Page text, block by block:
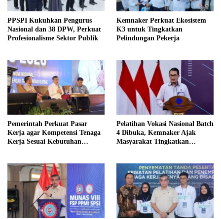
PPSPI Kukuhkan Pengurus
Nasional dan 38 DPW, Perkuat
Profesionalisme Sektor Publik
Kemnaker Perkuat Ekosistem
K3 untuk Tingkatkan
Pelindungan Pekerja
Pemerintah Perkuat Pasar
Kerja agar Kompetensi Tenaga
Kerja Sesuai Kebutuhan
Pelatihan Vokasi Nasional Batch
4 Dibuka, Kemnaker Ajak
Masyarakat Tingkatkan